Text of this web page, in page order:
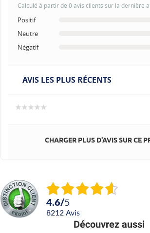
Calculé à partir de 0 avis clients sur la dernière
Positif
Neutre
Négatif
AVIS LES PLUS RÉCENTS
CHARGER PLUS D'AVIS SUR CE
4.6/5
8212 avis
Découvrez aussi